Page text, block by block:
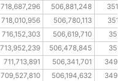
718,687,296 506,881,248
718,010,956 506,780,113
716,152,303 506,619,710
713,952,239 506,478,845
711,713,891 506,341,701
709,527,810 506,194,632